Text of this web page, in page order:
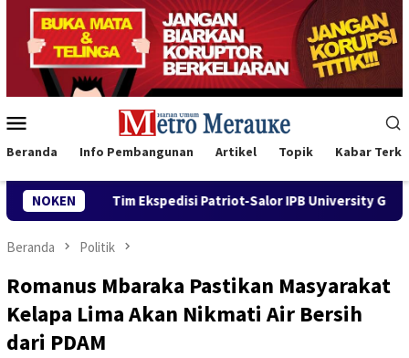
Loncat
konten
Mobile
Beranda Info Pembangunan Artikel Topik Kabar
NOKEN
Patriot-Salor IPB University Gandeng Dinas Perikanan Merauke
Beranda Politik
Romanus Mbaraka Pastikan Masyarakat
Kelapa Lima Akan Nikmati Air Bersih
dari PDAM